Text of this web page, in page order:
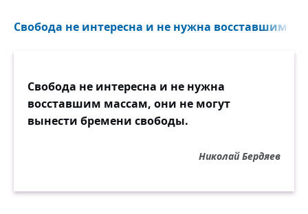
Свобода не интересна и не нужна восставшим
Свобода не интересна и не нужна
восставшим массам, они не могут
вынести бремени свободы.
Николай Бердяев